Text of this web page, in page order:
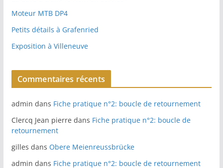
Moteur MTB DP4
Petits détails à Grafenried
Exposition à Villeneuve
Commentaires récents
admin dans Fiche pratique n°2: boucle de retournement
Clercq Jean pierre dans Fiche pratique n°2: boucle de
retournement
gilles dans Obere Meienreussbrücke
admin dans Fiche pratique n°2: boucle de retournement